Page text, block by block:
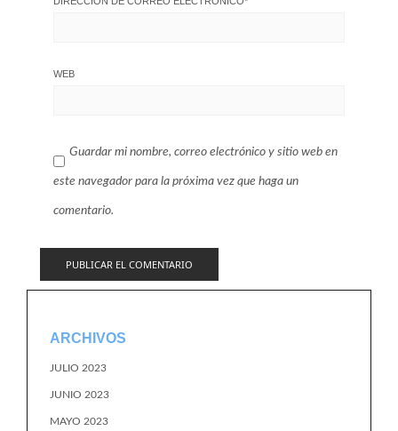
WEB
Guardar mi nombre, correo electrónico y sitio web en
este navegador para la próxima vez que haga un
comentario.
ARCHIVOS
JULIO 2023
JUNIO 2023
MAYO 2023